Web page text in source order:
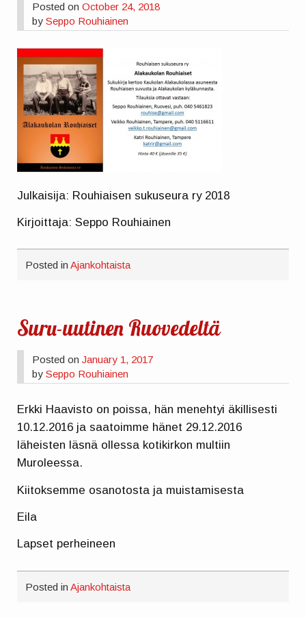
Posted onOctober 24, 2018
bySeppo Rouhiainen
Julkaisija: Rouhiaisen sukuseura ry 2018
Kirjoittaja: Seppo Rouhiainen
Posted inAjankohtaista
Suru-uutinen Ruovedeltä
Posted onJanuary 1, 2017
bySeppo Rouhiainen
Erkki Haavisto on poissa, hän menehtyi äkillisesti
10.12.2016 ja saatoimme hänet 29.12.2016
läheisten läsnä ollessa kotikirkon multiin
Muroleessa.
Kiitoksemme osanotosta ja muistamisesta
Eila
Lapset perheineen
Posted inAjankohtaista